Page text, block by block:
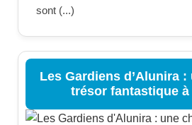
sont (...)
Les Gardiens d’Alunira :
trésor fantastique